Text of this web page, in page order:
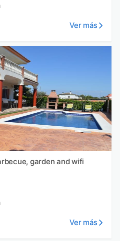
Ver más
garden and wifi
Ver más